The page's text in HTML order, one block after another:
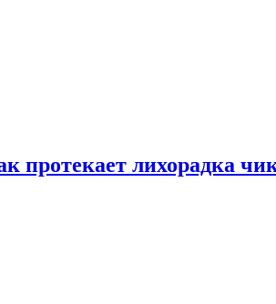
протекает лихорадка